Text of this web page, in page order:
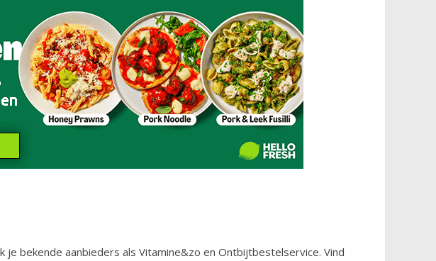
bekende aanbieders als Vitamine&zo en Ontbijtbestelservice. Vind